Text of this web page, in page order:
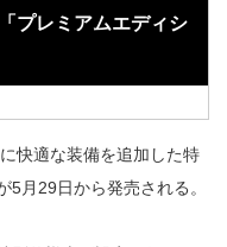
プレミアムエディシ
快適な装備を追加した特
月29日から発売される。